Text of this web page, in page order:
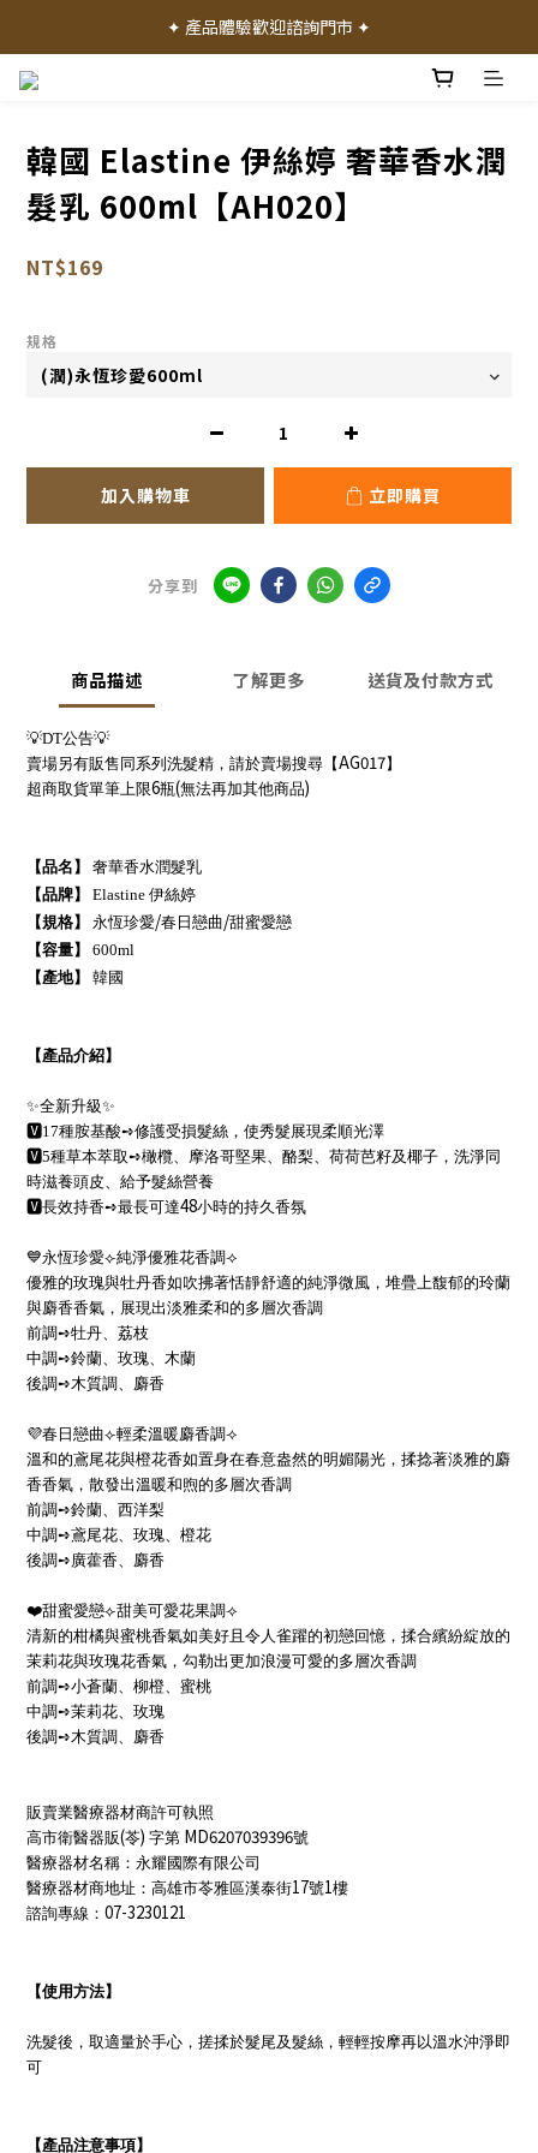
✦ 加入會員就送 50 元購物禮金 ✦
✦ 產品體驗歡迎諮詢門市 ✦
韓國 Elastine 伊絲婷 奢華香水潤
髮乳 600ml【AH020】
NT$169
規格
加入購物車 立即購買
分享到
商品描述 了解更多 送貨及付款方式
💡DT公告💡
賣場另有販售同系列洗髮精，請於賣場搜尋【AG017】
超商取貨單筆上限6瓶(無法再加其他商品)
【品名】
奢華香水潤髮乳
【品牌】
Elastine 伊絲婷
【規格】
永恆珍愛/春日戀曲/甜蜜愛戀
【容量】
600ml
【產地】
韓國
【產品介紹】
✨全新升級✨
🆅17種胺基酸➺修護受損髮絲，使秀髮展現柔順光澤
🆅5種草本萃取➺橄欖、摩洛哥堅果、酪梨、荷荷芭籽及椰子，洗淨同
時滋養頭皮、給予髮絲營養
🆅長效持香➺最長可達48小時的持久香氛
💙永恆珍愛⟣純淨優雅花香調⟢
優雅的玫瑰與牡丹香如吹拂著恬靜舒適的純淨微風，堆疊上馥郁的玲蘭
與麝香香氣，展現出淡雅柔和的多層次香調
前調➺牡丹、荔枝
中調➺鈴蘭、玫瑰、木蘭
後調➺木質調、麝香
💜春日戀曲⟣輕柔溫暖麝香調⟢
溫和的鳶尾花與橙花香如置身在春意盎然的明媚陽光，揉捻著淡雅的麝
香香氣，散發出溫暖和煦的多層次香調
前調➺鈴蘭、西洋梨
中調➺鳶尾花、玫瑰、橙花
後調➺廣藿香、麝香
❤甜蜜愛戀⟣甜美可愛花果調⟢
清新的柑橘與蜜桃香氣如美好且令人雀躍的初戀回憶，揉合繽紛綻放的
茉莉花與玫瑰花香氣，勾勒出更加浪漫可愛的多層次香調
前調➺小蒼蘭、柳橙、蜜桃
中調➺茉莉花、玫瑰
後調➺木質調、麝香
販賣業醫療器材商許可執照
高市衛醫器販(苓) 字第 MD6207039396號
醫療器材名稱：永耀國際有限公司
醫療器材商地址：高雄市苓雅區漢泰街17號1樓
諮詢專線： 07-3230121
【使用方法】
洗髮後，取適量於手心，搓揉於髮尾及髮絲，輕輕按摩再以溫水沖淨即
可
【產品注意事項】